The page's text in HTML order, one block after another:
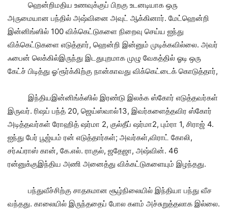
ஹென்றிமதிய உணவுக்குப் பிறகு உடனடியாக ஒரு
அருமையான பந்தில் அஷ்வினை அவுட் ஆக்கினார். மேட்ஹென்றி
இன்னிங்ஸில் 100 விக்கெட்டுகளை நிறைவு செய்ய ஐந்து
விக்கெட்டுகளை எடுத்தார், ஹென்றி இன்னும் முடிக்கவில்லை. அவர்
ஃபைன் லெக்கில்இருந்து இடதுபுறமாக முழு வேகத்தில் ஓடி ஒரு
கேட்ச் பிடித்து ஓ’ரூர்க்கிற்கு நான்காவது விக்கெட்டைக் கொடுத்தார்,
இந்தியஇன்னிங்க்ஸில் இரண்டு இலக்க ஸ்கோர் எடுத்தவர்கள்
இருவர். ரிஷப் பந்த் 20, ஜெய்ஸ்வால்13, இவர்களைத்தவிர ஸ்கோர்
அடித்தவர்கள் ரோஹித் ஷர்மா 2, குல்தீப் ஷர்மா2, பும்ரா 1, சிராஜ் 4.
ஐந்து பேர் பூஜ்யம் ரன் எடுத்தார்கள்; அவர்கள்,விராட் கோலி,
சர்ஃப்ராஸ் கான், கே.எல். ராகுல், ஜதேஜா, அஷ்வின். 46
ரன்னுக்குஇந்திய அணி அனைத்து விக்கட்டுகளையும் இழந்தது.
பந்துவீச்சிற்கு சாதகமான சூழ்நிலையில் இந்தியா பந்து வீச
வந்தது. காலையில் இருந்ததைப் போல களம் அச்சுறுத்தலாக இல்லை.